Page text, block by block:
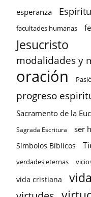
esperanza
facultades humanas fe
Jesucristo
modalidades y
oración
progreso
Sacramento de la
Sagrada Escritura ser
Símbolos Bíblicos
verdades eternas
vida cristiana